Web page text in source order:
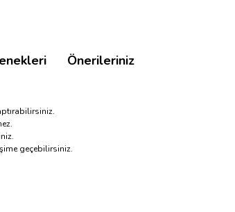
Önerileriniz
geçebilirsiniz.